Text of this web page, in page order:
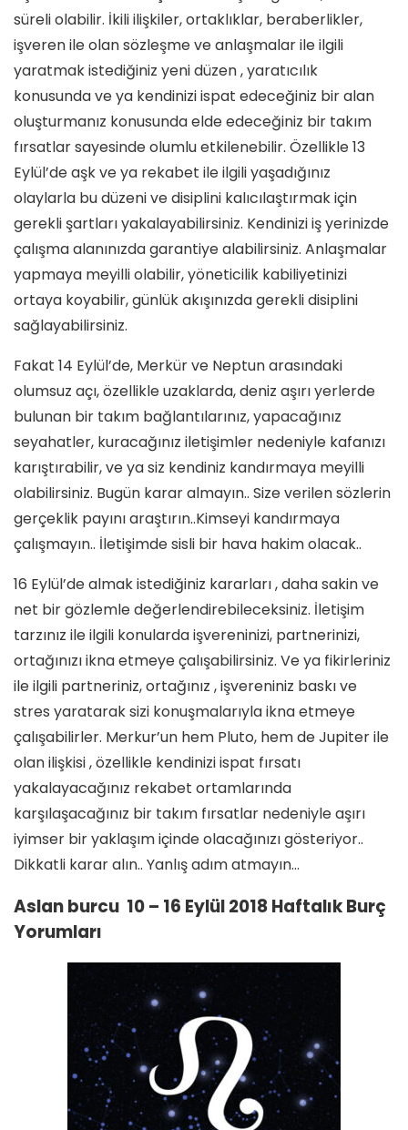
süreli olabilir. İkili ilişkiler, ortaklıklar, beraberlikler,
işveren ile olan sözleşme ve anlaşmalar ile ilgili
yaratmak istediğiniz yeni düzen , yaratıcılık
konusunda ve ya kendinizi ispat edeceğiniz bir alan
oluşturmanız konusunda elde edeceğiniz bir takım
fırsatlar sayesinde olumlu etkilenebilir. Özellikle 13
Eylül’de aşk ve ya rekabet ile ilgili yaşadığınız
olaylarla bu düzeni ve disiplini kalıcılaştırmak için
gerekli şartları yakalayabilirsiniz. Kendinizi iş yerinizde
çalışma alanınızda garantiye alabilirsiniz. Anlaşmalar
yapmaya meyilli olabilir, yöneticilik kabiliyetinizi
ortaya koyabilir, günlük akışınızda gerekli disiplini
sağlayabilirsiniz.
Fakat 14 Eylül’de, Merkür ve Neptun arasındaki
olumsuz açı, özellikle uzaklarda, deniz aşırı yerlerde
bulunan bir takım bağlantılarınız, yapacağınız
seyahatler, kuracağınız iletişimler nedeniyle kafanızı
karıştırabilir, ve ya siz kendiniz kandırmaya meyilli
olabilirsiniz. Bugün karar almayın.. Size verilen sözlerin
gerçeklik payını araştırın..Kimseyi kandırmaya
çalışmayın.. İletişimde sisli bir hava hakim olacak..
16 Eylül’de almak istediğiniz kararları , daha sakin ve
net bir gözlemle değerlendirebileceksiniz. İletişim
tarzınız ile ilgili konularda işvereninizi, partnerinizi,
ortağınızı ikna etmeye çalışabilirsiniz. Ve ya fikirleriniz
ile ilgili partneriniz, ortağınız , işvereniniz baskı ve
stres yaratarak sizi konuşmalarıyla ikna etmeye
çalışabilirler. Merkur’un hem Pluto, hem de Jupiter ile
olan ilişkisi , özellikle kendinizi ispat fırsatı
yakalayacağınız rekabet ortamlarında
karşılaşacağınız bir takım fırsatlar nedeniyle aşırı
iyimser bir yaklaşım içinde olacağınızı gösteriyor..
Dikkatli karar alın.. Yanlış adım atmayın…
Aslan burcu 10 – 16 Eylül 2018 Haftalık Burç
Yorumları